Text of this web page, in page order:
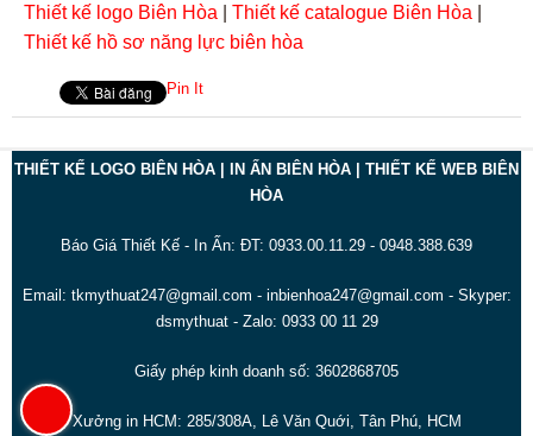
Thiết kế logo Biên Hòa
Thiết kế catalogue Biên Hòa
Thiết kế hồ sơ năng lực biên hòa
Pin It
THIẾT KẾ LOGO BIÊN HÒA | IN ẤN BIÊN HÒA | THIẾT KẾ WEB BIÊN
HÒA
Báo Giá Thiết Kế - In Ấn: ĐT: 0933.00.11.29 - 0948.388.639
Email: tkmythuat247@gmail.com - inbienhoa247@gmail.com - Skyper:
dsmythuat - Zalo: 0933 00 11 29
Giấy phép kinh doanh số: 3602868705
Xưởng in HCM: 285/308A, Lê Văn Quới, Tân Phú, HCM